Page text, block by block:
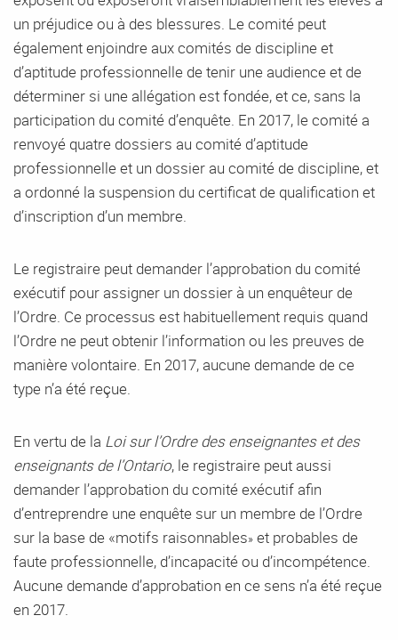
un préjudice ou à des blessures. Le comité peut
également enjoindre aux comités de discipline et
d’aptitude professionnelle de tenir une audience et de
déterminer si une allégation est fondée, et ce, sans la
participation du comité d’enquête. En 2017, le comité a
renvoyé quatre dossiers au comité d’aptitude
professionnelle et un dossier au comité de discipline, et
a ordonné la suspension du certificat de qualification et
d’inscription d’un membre.
Le registraire peut demander l’approbation du comité
exécutif pour assigner un dossier à un enquêteur de
l’Ordre. Ce processus est habituellement requis quand
l’Ordre ne peut obtenir l’information ou les preuves de
manière volontaire. En 2017, aucune demande de ce
type n’a été reçue.
En vertu de la Loi sur l’Ordre des enseignantes et des
enseignants de l’Ontario, le registraire peut aussi
demander l’approbation du comité exécutif afin
d’entreprendre une enquête sur un membre de l’Ordre
sur la base de «motifs raisonnables»et probables de
faute professionnelle, d’incapacité ou d’incompétence.
Aucune demande d’approbation en ce sens n’a été reçue
en 2017.